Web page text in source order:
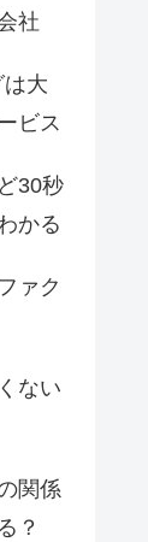
社
大
ビス
30秒
かる
ァク
ない
関係
？